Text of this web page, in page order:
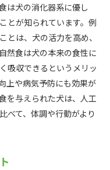
は犬の消化器系に優し
とが知られています。例
とは、犬の活力を高め、
然食は犬の本来の食性に
吸収できるというメリッ
上や病気予防にも効果が
を与えられた犬は、人工
べて、体調や行動がより